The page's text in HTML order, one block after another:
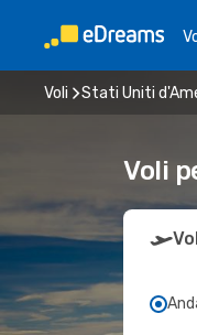
Voli Stati Uniti
Voli